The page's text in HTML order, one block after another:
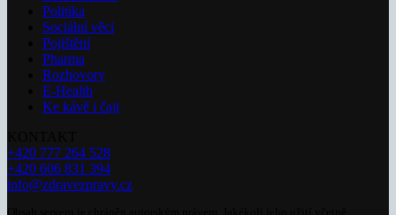
Politika
Sociální věci
Pojištění
Pharma
Rozhovory
E-Health
Ke kávě i čaji
+420 777 264 528
+420 606 831 394
info@zdravezpravy.cz